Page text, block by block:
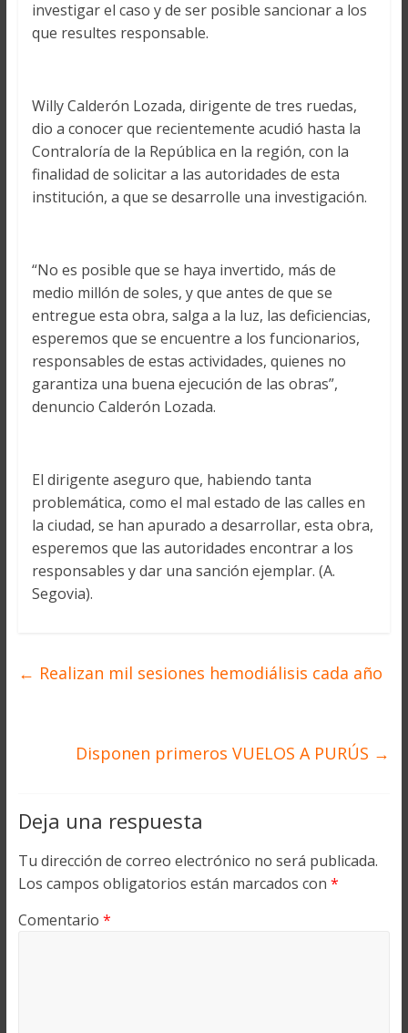
investigar el caso y de ser posible sancionar a los
que resultes responsable.
Willy Calderón Lozada, dirigente de tres ruedas,
dio a conocer que recientemente acudió hasta la
Contraloría de la República en la región, con la
finalidad de solicitar a las autoridades de esta
institución, a que se desarrolle una investigación.
“No es posible que se haya invertido, más de
medio millón de soles, y que antes de que se
entregue esta obra, salga a la luz, las deficiencias,
esperemos que se encuentre a los funcionarios,
responsables de estas actividades, quienes no
garantiza una buena ejecución de las obras”,
denuncio Calderón Lozada.
El dirigente aseguro que, habiendo tanta
problemática, como el mal estado de las calles en
la ciudad, se han apurado a desarrollar, esta obra,
esperemos que las autoridades encontrar a los
responsables y dar una sanción ejemplar. (A.
Segovia).
← Realizan mil sesiones hemodiálisis cada año
Disponen primeros VUELOS A PURÚS →
Deja una respuesta
Tu dirección de correo electrónico no será publicada.
Los campos obligatorios están marcados con *
Comentario *